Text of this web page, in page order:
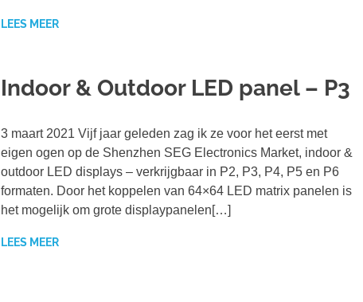
LEES MEER
Indoor & Outdoor LED panel – P3
3 maart 2021 Vijf jaar geleden zag ik ze voor het eerst met
eigen ogen op de Shenzhen SEG Electronics Market, indoor &
outdoor LED displays – verkrijgbaar in P2, P3, P4, P5 en P6
formaten. Door het koppelen van 64×64 LED matrix panelen is
het mogelijk om grote displaypanelen[…]
LEES MEER